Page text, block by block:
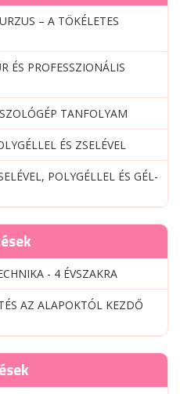
– A TÖKÉLETES
ÉS PROFESSZIONÁLIS
TANFOLYAM
ÉS ZSELÉVEL
POLYGÉLLEL ÉS GÉL-
- 4 ÉVSZAKRA
AZ ALAPOKTÓL KEZDŐ